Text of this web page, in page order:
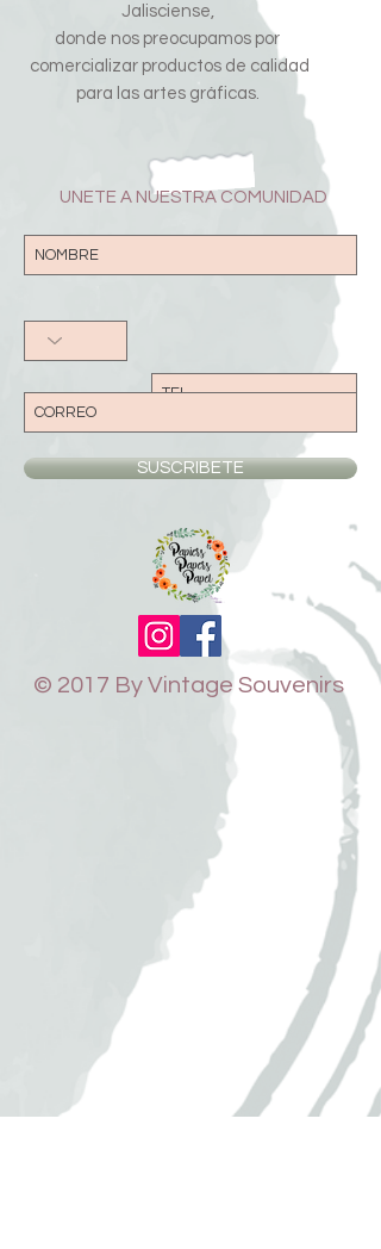
Jalisciense,
donde nos preocupamos por
comercializar productos de calidad
para las artes gráficas.
UNETE A NUESTRA COMUNIDAD
SUSCRIBETE
© 2017 By Vintage Souvenirs